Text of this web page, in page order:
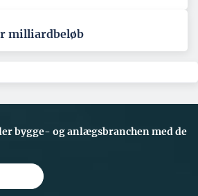
milliardbeløb
bygge- og anlægsbranchen med de